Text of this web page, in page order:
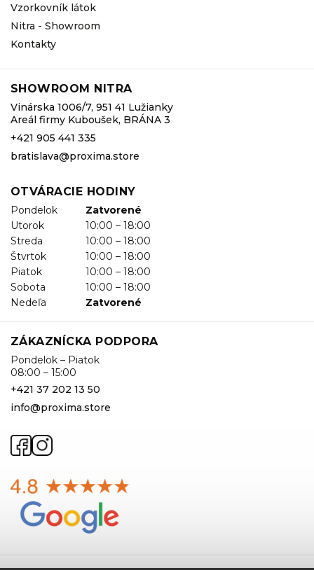
Vzorkovník látok
Nitra - Showroom
Kontakty
SHOWROOM NITRA
Vinárska 1006/7, 951 41 Lužianky
Areál firmy Kuboušek, BRÁNA 3
+421 905 441 335
bratislava@proxima.store
OTVÁRACIE HODINY
Pondelok
Zatvorené
Utorok
10:00 – 18:00
Streda
10:00 – 18:00
Štvrtok
10:00 – 18:00
Piatok
10:00 – 18:00
Sobota
10:00 – 18:00
Nedeľa
Zatvorené
ZÁKAZNÍCKA PODPORA
Pondelok – Piatok
08:00 – 15:00
+421 37 202 13 50
info@proxima.store